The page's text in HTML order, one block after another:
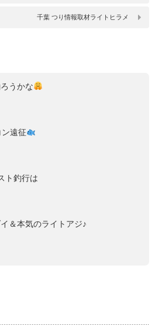
千葉 つり情報取材ライトヒラメ
うかな
遠征
ト釣行は
＆本気のライトアジ♪